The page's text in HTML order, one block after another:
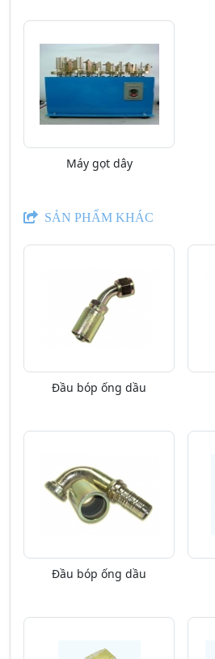
Máy gọt dây
SẢN PHẨM KHÁC
Đầu bóp ống dầu
Đầu bóp ống dầu